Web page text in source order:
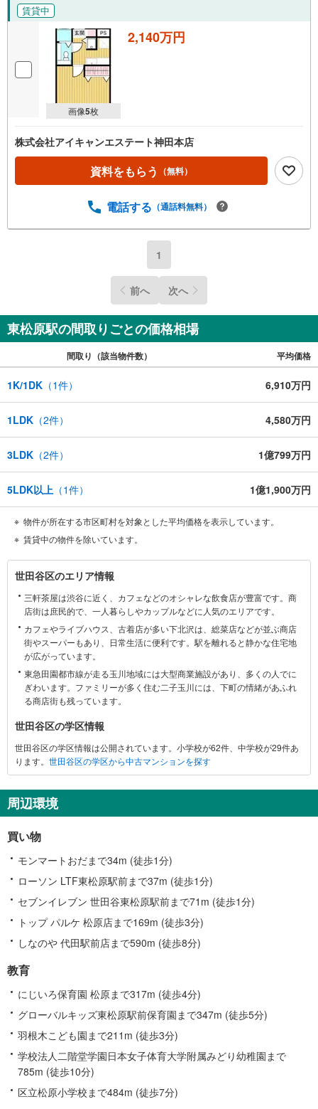
賃貸中
画像5枚
2,140万円
株式会社アイキャンエステート神田本店
資料をもらう （無料）
電話する （通話料無料）
1
前へ 次へ
東松原駅の間取りごとの価格相場
間取り（該当物件数） 平均価格
1K/1DK （1件） 6,910万円
1LDK （2件） 4,580万円
3LDK （2件） 1億799万円
5LDK以上 （1件） 1億1,900万円
物件が所在する市区町村を対象とした平均価格を表示しています。
賃貸中の物件を除いています。
世
田
谷
区
に
関
す
る
世田谷区のエリア情報
三軒茶屋は渋谷に近く、カフェなどのオシャレな飲食店が豊富です。商
店街は庶民的で、一人暮らしやカップルなどに人気のエリアです。
カフェやライブハウス、古着店が多い下北沢は、総菜店などが並ぶ商店
街やスーパーもあり、日常生活に便利です。駅を離れると静かな住宅地
が広がっています。
東急田園都市線が走る玉川地域には大型商業施設があり、多くの人でに
ぎわいます。ファミリーが多く住む二子玉川には、下町の情緒があふれ
る商店街も残っています。
世田谷区の学区情報
世田谷区の学区情報は公開されています。小学校が62件、中学校が29件あ
ります。 世田谷区の学区から中古マンションを探す
周辺環境
買い物
モンマートおだまで34m (徒歩1分)
ローソン LTF東松原駅前まで37m (徒歩1分)
セブンイレブン 世田谷東松原駅前まで71m (徒歩1分)
トップ パルケ 松原店まで169m (徒歩3分)
しなのや 代田駅前店まで590m (徒歩8分)
教育
にじいろ保育園 松原まで317m (徒歩4分)
グローバルキッズ東松原駅前保育園まで347m (徒歩5分)
羽根木こども園まで211m (徒歩3分)
学校法人二階堂学園日本女子体育大学附属みどり幼稚園まで
785m (徒歩10分)
区立松原小学校まで484m (徒歩7分)